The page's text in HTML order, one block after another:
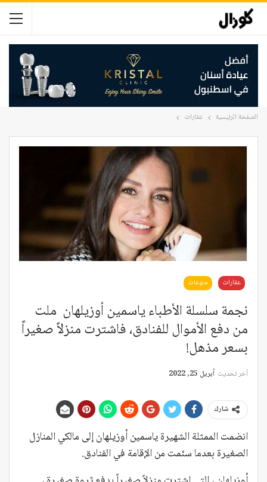
الصفحة الرئيسية عقارات
عقارات منوعات
نجمة سلسلة الأطباء ياسمين أوزيلهان ملت
من دفع الأموال للفنادق، فاشترت منزلاً صغيراً
بسعر مذهل!
آخر تحديث أبريل 25, 2022
شارك
انضمت الممثلة الشهيرة ياسمين أوزيلهان إلى مالكي المنازل
الصغيرة بعدما سئمت من الإقامة في الفنادق.